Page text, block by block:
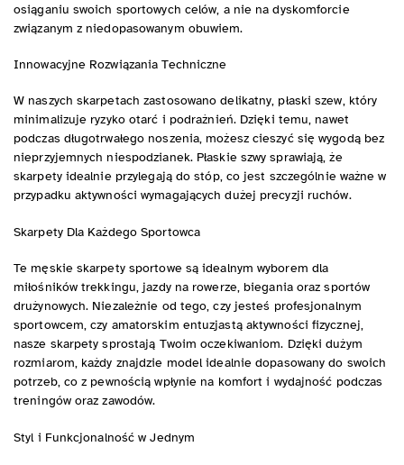
osiąganiu swoich sportowych celów, a nie na dyskomforcie
związanym z niedopasowanym obuwiem.
Innowacyjne Rozwiązania Techniczne
W naszych skarpetach zastosowano delikatny, płaski szew, który
minimalizuje ryzyko otarć i podrażnień. Dzięki temu, nawet
podczas długotrwałego noszenia, możesz cieszyć się wygodą bez
nieprzyjemnych niespodzianek. Płaskie szwy sprawiają, że
skarpety idealnie przylegają do stóp, co jest szczególnie ważne w
przypadku aktywności wymagających dużej precyzji ruchów.
Skarpety Dla Każdego Sportowca
Te męskie skarpety sportowe są idealnym wyborem dla
miłośników trekkingu, jazdy na rowerze, biegania oraz sportów
drużynowych. Niezależnie od tego, czy jesteś profesjonalnym
sportowcem, czy amatorskim entuzjastą aktywności fizycznej,
nasze skarpety sprostają Twoim oczekiwaniom. Dzięki dużym
rozmiarom, każdy znajdzie model idealnie dopasowany do swoich
potrzeb, co z pewnością wpłynie na komfort i wydajność podczas
treningów oraz zawodów.
Styl i Funkcjonalność w Jednym